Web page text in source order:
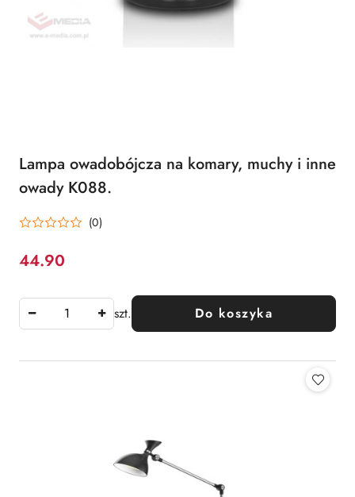
Lampa owadobójcza na komary, muchy i inne
owady K088.
(0)
Cena:
44.90
szt. Do koszyka